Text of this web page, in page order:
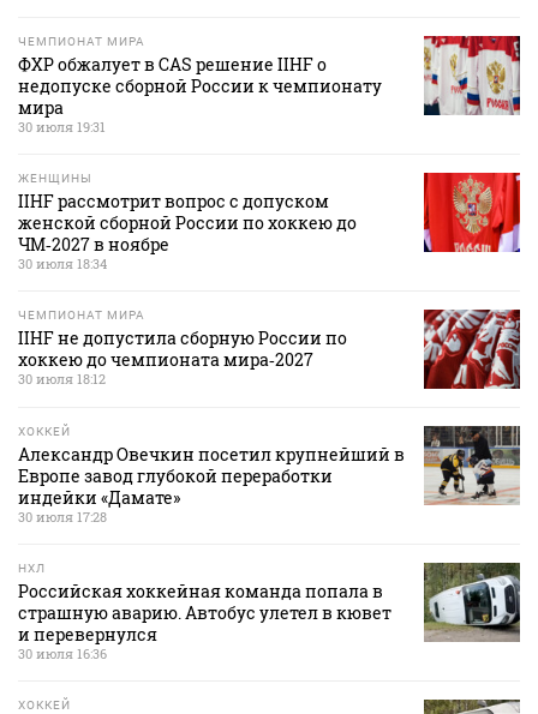
ЧЕМПИОНАТ МИРА
ФХР обжалует в CAS решение IIHF о
недопуске сборной России к чемпионату
мира
30 июля 19:31
ЖЕНЩИНЫ
IIHF рассмотрит вопрос с допуском
женской сборной России по хоккею до
ЧМ‑2027 в ноябре
30 июля 18:34
ЧЕМПИОНАТ МИРА
IIHF не допустила сборную России по
хоккею до чемпионата мира‑2027
30 июля 18:12
ХОККЕЙ
Александр Овечкин посетил крупнейший в
Европе завод глубокой переработки
индейки «Дамате»
30 июля 17:28
НХЛ
Российская хоккейная команда попала в
страшную аварию. Автобус улетел в кювет
и перевернулся
30 июля 16:36
ХОККЕЙ